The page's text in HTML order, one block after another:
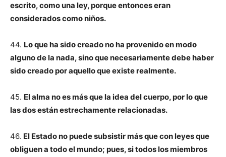
escrito, como una ley, porque entonces eran
considerados como niños.
44. Lo que ha sido creado no ha provenido en modo
alguno de la nada, sino que necesariamente debe haber
sido creado por aquello que existe realmente.
45. El alma no es más que la idea del cuerpo, por lo que
las dos están estrechamente relacionadas.
46. El Estado no puede subsistir más que con leyes que
obliguen a todo el mundo; pues, si todos los miembros